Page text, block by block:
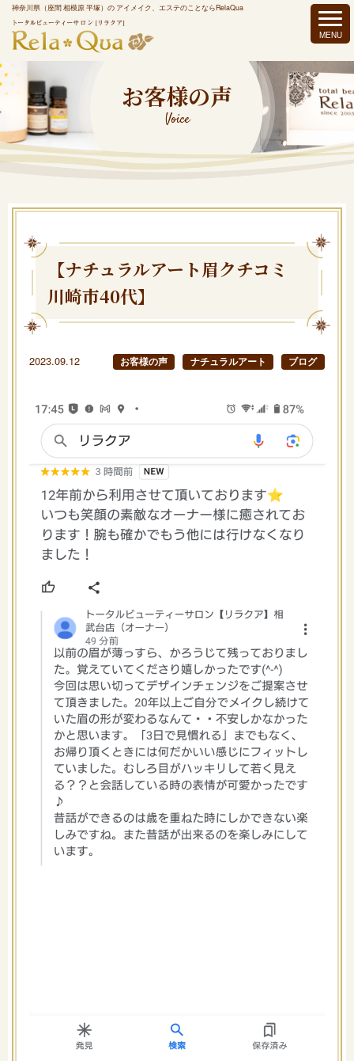
神奈川県（座間 相模原 平塚）の アイメイク、エステのことならRelaQua
お客様の声
Voice
【ナチュラルアート眉クチコミ
川崎市40代】
2023.09.12 お客様の声 ナチュラルアート ブログ